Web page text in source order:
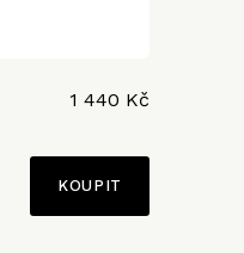
1 440 Kč